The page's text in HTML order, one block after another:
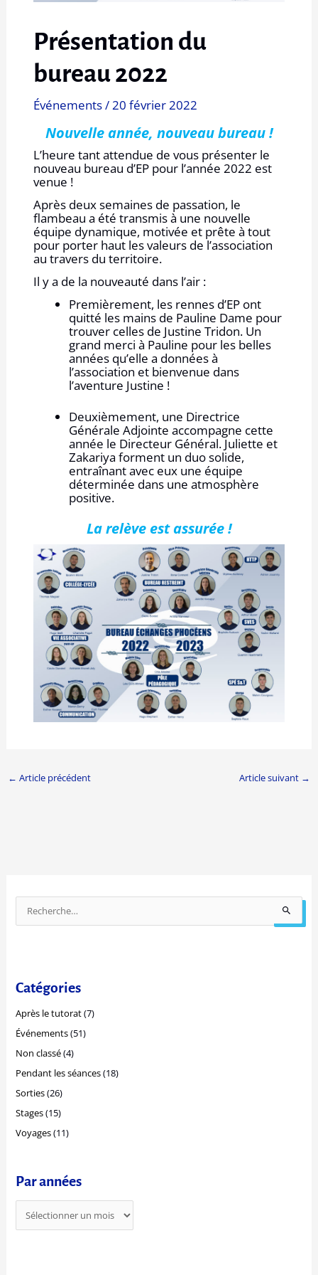
Présentation du
bureau 2022
Événements/20 février 2022
Nouvelle année, nouveau bureau !
L’heure tant attendue de vous présenter le
nouveau bureau d’EP pour l’année 2022 est
venue !
Après deux semaines de passation, le
flambeau a été transmis à une nouvelle
équipe dynamique, motivée et prête à tout
pour porter haut les valeurs de l’association
au travers du territoire.
Il y a de la nouveauté dans l’air :
Premièrement, les rennes d’EP ont
quitté les mains de Pauline Dame pour
trouver celles de Justine Tridon. Un
grand merci à Pauline pour les belles
années qu’elle a données à
l’association et bienvenue dans
l’aventure Justine !
Deuxièmement, une Directrice
Générale Adjointe accompagne cette
année le Directeur Général. Juliette et
Zakariya forment un duo solide,
entraînant avec eux une équipe
déterminée dans une atmosphère
positive.
La relève est assurée !
← Article précédent Article suivant →
e
e
c
h
e
r
:
Catégories
Après le tutorat(7)
Événements(51)
Non classé(4)
Pendant les séances(18)
Sorties(26)
Stages(15)
Voyages(11)
Par années
a
é